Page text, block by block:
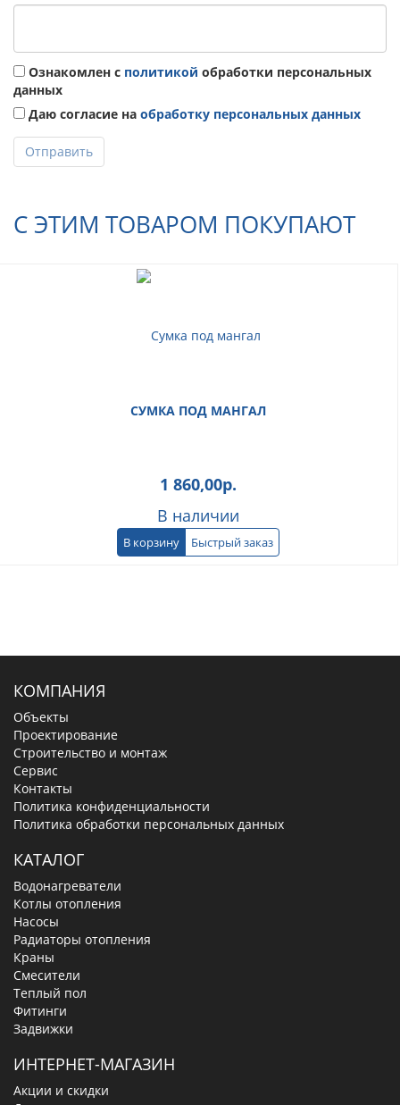
Ознакомлен с политикой обработки персональных
данных
Даю согласие на обработку персональных данных
Отправить
С ЭТИМ ТОВАРОМ ПОКУПАЮТ
СУМКА ПОД МАНГАЛ
1 860,00р.
В наличии
В корзину Быстрый заказ
КОМПАНИЯ
Объекты
Проектирование
Строительство и монтаж
Сервис
Контакты
Политика конфиденциальности
Политика обработки персональных данных
КАТАЛОГ
Водонагреватели
Котлы отопления
Насосы
Радиаторы отопления
Краны
Смесители
Теплый пол
Фитинги
Задвижки
ИНТЕРНЕТ-МАГАЗИН
Акции и скидки